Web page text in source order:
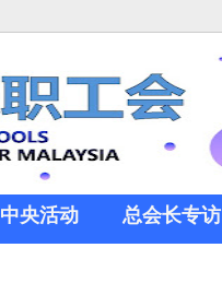
中央活动 总会长专访